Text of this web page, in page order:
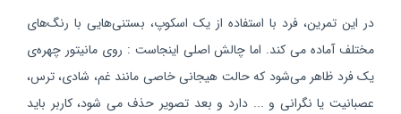
در این تمرین، فرد با استفاده از یک اسکوپ، بستنی‌هایی با رنگ‌های
مختلف آماده می کند. اما چالش اصلی اینجاست : روی مانیتور چهره‌ی
یک فرد ظاهر می‌شود که حالت هیجانی خاصی مانند غم، شادی، ترس،
عصبانیت یا نگرانی و ... دارد و بعد تصویر حذف می شود، کاربر باید